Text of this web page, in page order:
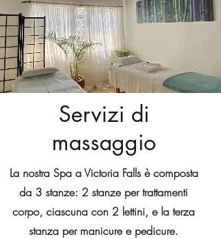
Servizi di
massaggio
La nostra Spa a Victoria Falls è composta
da 3 stanze: 2 stanze per trattamenti
corpo, ciascuna con 2 lettini, e la terza
stanza per manicure e pedicure.